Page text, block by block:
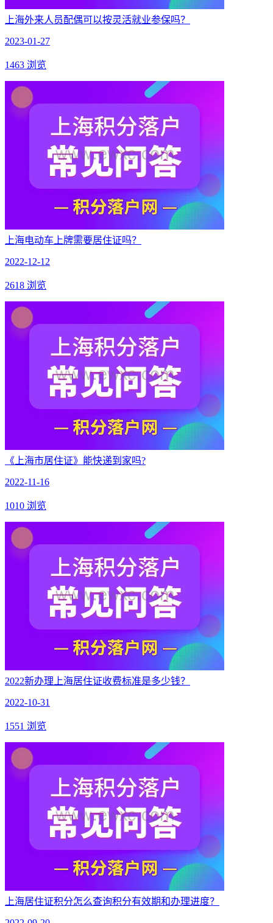
上海外来人员配偶可以按灵活就业参保吗？
2023-01-27
1463 浏览
上海电动车上牌需要居住证吗？
2022-12-12
2618 浏览
《上海市居住证》能快递到家吗?
2022-11-16
1010 浏览
2022新办理上海居住证收费标准是多少钱？
2022-10-31
1551 浏览
上海居住证积分怎么查询积分有效期和办理进度？